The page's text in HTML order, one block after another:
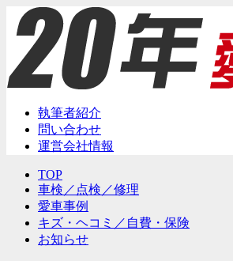
執筆者紹介
問い合わせ
運営会社情報
TOP
車検／点検／修理
愛車事例
キズ・ヘコミ／自費・保険
お知らせ